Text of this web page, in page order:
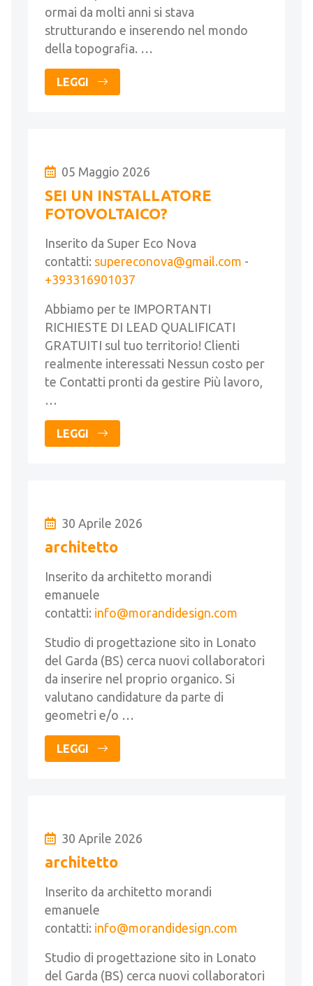
ormai da molti anni si stava
strutturando e inserendo nel mondo
della topografia. …
LEGGI
05 Maggio 2026
SEI UN INSTALLATORE
FOTOVOLTAICO?
Inserito da Super Eco Nova
contatti: supereconova@gmail.com -
+393316901037
Abbiamo per te IMPORTANTI
RICHIESTE DI LEAD QUALIFICATI
GRATUITI sul tuo territorio! Clienti
realmente interessati Nessun costo per
te Contatti pronti da gestire Più lavoro,
…
LEGGI
30 Aprile 2026
architetto
Inserito da architetto morandi
emanuele
contatti: info@morandidesign.com
Studio di progettazione sito in Lonato
del Garda (BS) cerca nuovi collaboratori
da inserire nel proprio organico. Si
valutano candidature da parte di
geometri e/o …
LEGGI
30 Aprile 2026
architetto
Inserito da architetto morandi
emanuele
contatti: info@morandidesign.com
Studio di progettazione sito in Lonato
del Garda (BS) cerca nuovi collaboratori